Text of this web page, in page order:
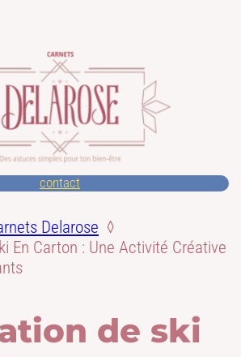
contact
Delarose
En Carton : Une Activité Créative
de ski